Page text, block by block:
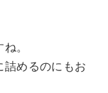
。
めるのにもお